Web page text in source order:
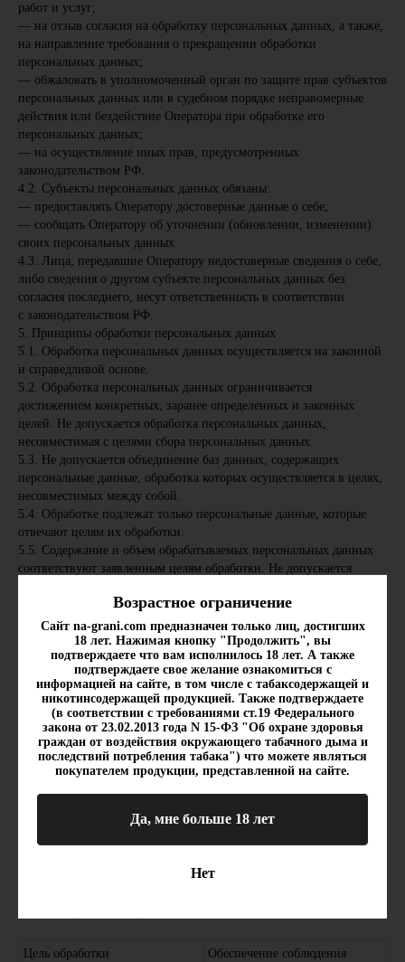
Возрастное ограничение
Сайт na-grani.com предназначен только лиц, достигших
18 лет. Нажимая кнопку "Продолжить", вы
подтверждаете что вам исполнилось 18 лет. А также
подтверждаете свое желание ознакомиться с
информацией на сайте, в том числе с табаксодержащей и
никотинсодержащей продукцией. Также подтверждаете
(в соответствии с требованиями ст.19 Федерального
закона от 23.02.2013 года N 15-ФЗ "Об охране здоровья
граждан от воздействия окружающего табачного дыма и
последствий потребления табака") что можете являться
покупателем продукции, представленной на сайте.
Да, мне больше 18 лет
Нет
работ и услуг;
— на отзыв согласия на обработку персональных данных, а также,
на направление требования о прекращении обработки
персональных данных;
— обжаловать в уполномоченный орган по защите прав субъектов
персональных данных или в судебном порядке неправомерные
действия или бездействие Оператора при обработке его
персональных данных;
— на осуществление иных прав, предусмотренных
законодательством РФ.
4.2. Субъекты персональных данных обязаны:
— предоставлять Оператору достоверные данные о себе;
— сообщать Оператору об уточнении (обновлении, изменении)
своих персональных данных.
4.3. Лица, передавшие Оператору недостоверные сведения о себе,
либо сведения о другом субъекте персональных данных без
согласия последнего, несут ответственность в соответствии
с законодательством РФ.
5. Принципы обработки персональных данных
5.1. Обработка персональных данных осуществляется на законной
и справедливой основе.
5.2. Обработка персональных данных ограничивается
достижением конкретных, заранее определенных и законных
целей. Не допускается обработка персональных данных,
несовместимая с целями сбора персональных данных.
5.3. Не допускается объединение баз данных, содержащих
персональные данные, обработка которых осуществляется в целях,
несовместимых между собой.
5.4. Обработке подлежат только персональные данные, которые
отвечают целям их обработки.
5.5. Содержание и объем обрабатываемых персональных данных
соответствуют заявленным целям обработки. Не допускается
по отношению к заявленным целям их обработки.
5.6. При обработке персональных данных обеспечивается точность
персональных данных, их достаточность, а в необходимых случаях
и актуальность по отношению к целям обработки персональных
данных. Оператор принимает необходимые меры и/
или обеспечивает их принятие по удалению или уточнению
неполных или неточных данных.
5.7. Хранение персональных данных осуществляется в форме,
позволяющей определить субъекта персональных данных,
не дольше, чем этого требуют цели обработки персональных
выгодоприобретателем или поручителем по которому является
субъект персональных данных. Обрабатываемые персональные
обработки или в случае утраты необходимости в достижении этих
Цель обработки
Обеспечение соблюдения